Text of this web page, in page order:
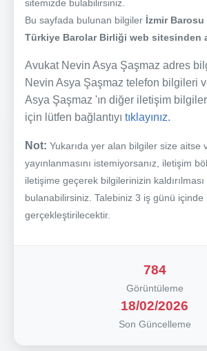
sitemizde bulabilirsiniz.
Bu sayfada bulunan bilgiler İzmir Barosu
Türkiye Barolar Birliği web sitesinden
Avukat Nevin Asya Şaşmaz adres
Nevin Asya Şaşmaz telefon bilgileri
Asya Şaşmaz 'ın diğer iletişim
için lütfen bağlantıyı tıklayınız.
Not: Yukarıda yer alan bilgiler size aitse
yayınlanmasını istemiyorsanız, iletişim
iletişime geçerek bilgilerinizin
bulanabilirsiniz. Talebiniz 3 iş günü içinde
gerçekleştirilecektir.
784
Görüntüleme
18/02/2026
Son Güncelleme